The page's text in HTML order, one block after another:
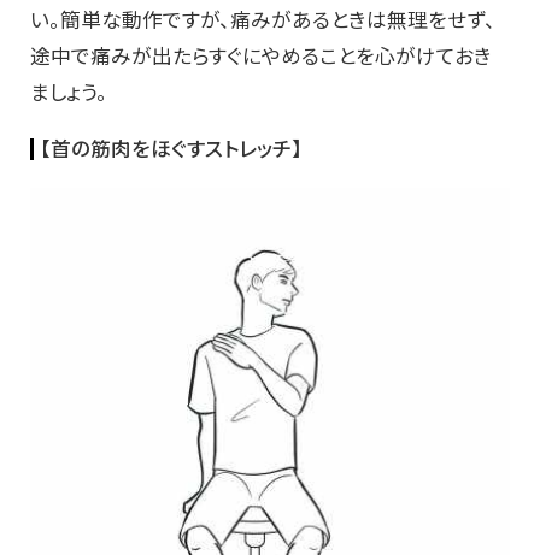
い。簡単な動作ですが、痛みがあるときは無理をせず、
途中で痛みが出たらすぐにやめることを心がけておき
ましょう。
【首の筋肉をほぐすストレッチ】